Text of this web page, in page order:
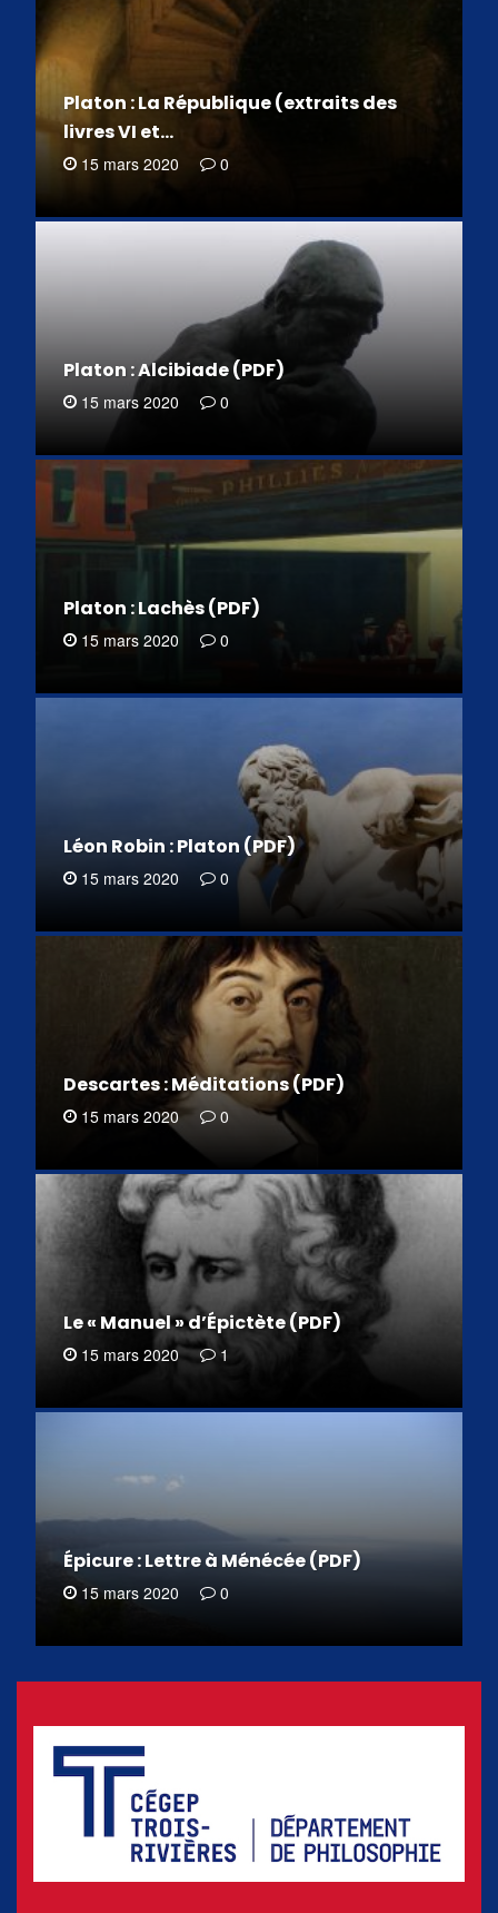
Platon : La République (extraits des
livres VI et…
15 mars 2020 0
Platon : Alcibiade (PDF)
15 mars 2020 0
Platon : Lachès (PDF)
15 mars 2020 0
Léon Robin : Platon (PDF)
15 mars 2020 0
Descartes : Méditations (PDF)
15 mars 2020 0
Le « Manuel » d’Épictète (PDF)
15 mars 2020 1
Épicure : Lettre à Ménécée (PDF)
15 mars 2020 0